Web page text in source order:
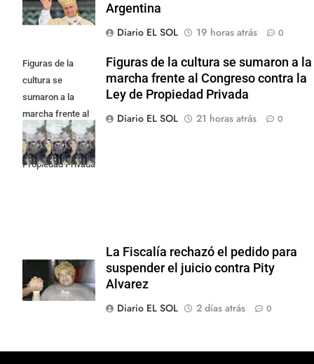
Argentina
Diario EL SOL
19 horas atrás 0
Figuras de la
cultura se
sumaron a la
marcha frente al
Congreso contra
la Ley de
Propiedad Privada
Figuras de la cultura se sumaron a la
marcha frente al Congreso contra la
Ley de Propiedad Privada
Diario EL SOL
21 horas atrás 0
La Fiscalía rechazó el pedido para
suspender el juicio contra Pity
Alvarez
Diario EL SOL
2 días atrás 0